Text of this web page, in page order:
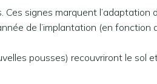
signes marquent l’adaptation
de l’implantation (en fonction
pousses) recouvriront le sol